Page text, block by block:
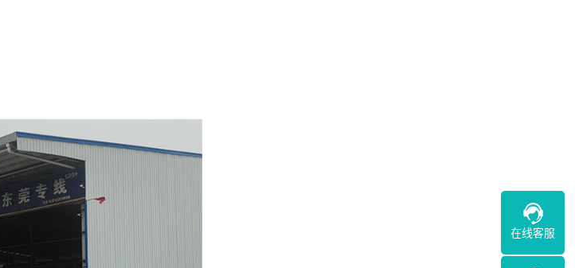
在线客服